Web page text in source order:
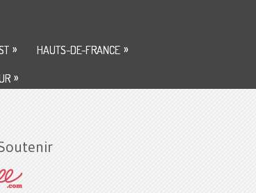
» HAUTS-DE-FRANCE »
»